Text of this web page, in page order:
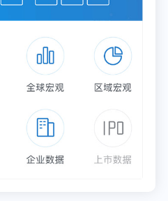
败一怒之下开启了创业之
的，他帮我解决了一个底
题。后来经常问他一些排查
务怎么拆分、如何做出能抗